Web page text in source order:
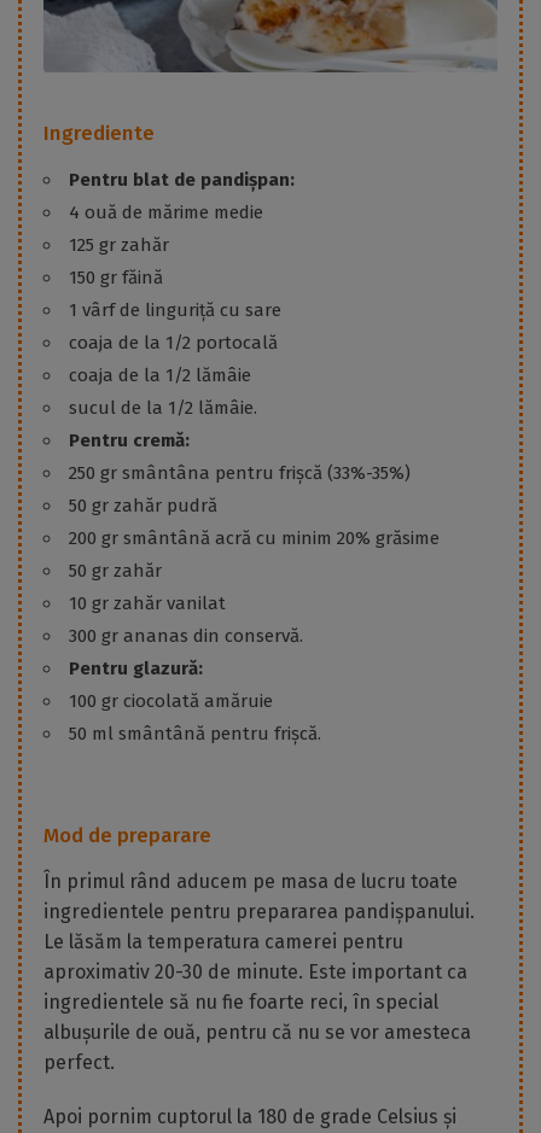
Ingrediente
Pentru blat de pandișpan:
4 ouă de mărime medie
125 gr zahăr
150 gr făină
1 vârf de linguriță cu sare
coaja de la 1/2 portocală
coaja de la 1/2 lămâie
sucul de la 1/2 lămâie.
Pentru cremă:
250 gr smântâna pentru frișcă (33%-35%)
50 gr zahăr pudră
200 gr smântână acră cu minim 20% grăsime
50 gr zahăr
10 gr zahăr vanilat
300 gr ananas din conservă.
Pentru glazură:
100 gr ciocolată amăruie
50 ml smântână pentru frișcă.
Mod de preparare
În primul rând aducem pe masa de lucru toate
ingredientele pentru prepararea pandișpanului.
Le lăsăm la temperatura camerei pentru
aproximativ 20-30 de minute. Este important ca
ingredientele să nu fie foarte reci, în special
albușurile de ouă, pentru că nu se vor amesteca
perfect.
Apoi pornim cuptorul la 180 de grade Celsius și